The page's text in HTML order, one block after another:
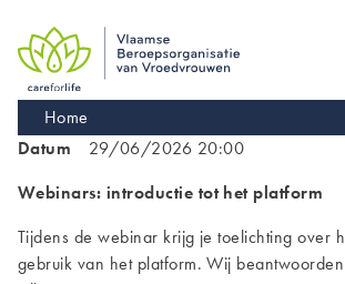
main
navigation
Kruimelpad
Home
Datum
29/06/2026 20:00
Webinars: introductie tot het platform
Tijdens de webinar krijg je toelichting over
gebruik van het platform. Wij